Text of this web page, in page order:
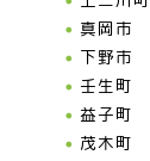
真岡市
下野市
壬生町
益子町
茂木町